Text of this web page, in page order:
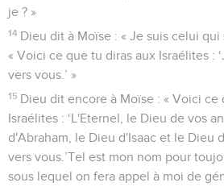
je ? »
14 Dieu dit à Moïse : « Je suis celui qui
« Voici ce que tu diras aux Israélites :
vers vous.’ »
15 Dieu dit encore à Moïse : « Voici ce
Israélites : ‘L'Eternel, le Dieu de vos
d'Abraham, le Dieu d'Isaac et le Dieu
vers vous.’Tel est mon nom pour
sous lequel on fera appel à moi de